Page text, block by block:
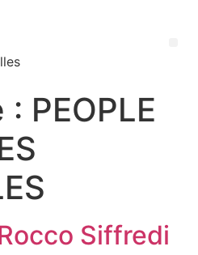
: PEOPLE
Siffredi